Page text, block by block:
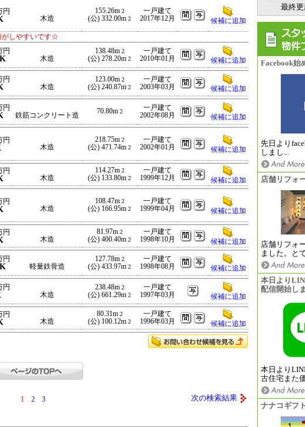
最終
Facebook始
先日より
しまし...
店舗リフォ
店舗リフォ
ました。と
本日より
配信開始し
本日より
古住宅また
ナナコギフ
円
木造
155.26m 2
(公) 332.00m 2
一戸建て
2017年12月
候補に追加
しやすいです☆
円
木造
138.48m 2
(公) 278.20m 2
一戸建て
2010年01月
候補に追加
円
木造
123.00m 2
(公) 240.87m 2
一戸建て
2003年03月
候補に追加
円
鉄筋コンクリート造
70.80m 2
一戸建て
2002年08月
候補に追加
円
木造
218.75m 2
(公) 471.74m 2
一戸建て
2002年01月
候補に追加
円
木造
114.27m 2
(公) 133.80m 2
一戸建て
1999年12月
候補に追加
円
木造
108.47m 2
(公) 166.95m 2
一戸建て
1999年04月
候補に追加
円
木造
81.97m 2
(公) 400.40m 2
一戸建て
1998年10月
候補に追加
円
軽量鉄骨造
127.78m 2
(公) 433.97m 2
一戸建て
1998年08月
候補に追加
円
木造
238.48m 2
(公) 661.29m 2
一戸建て
1997年03月
候補に追加
円
木造
80.31m 2
(公) 100.12m 2
一戸建て
1996年03月
候補に追加
1 2 3 次の検索結果